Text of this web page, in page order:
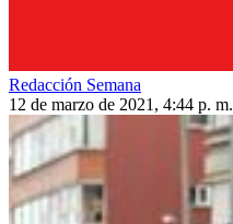
Redacción Semana
12 de marzo de 2021, 4:44 p. m.